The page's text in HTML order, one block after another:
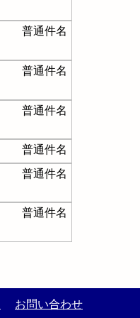
普通件名
普通件名
普通件名
普通件名
普通件名
普通件名
お問い合わせ